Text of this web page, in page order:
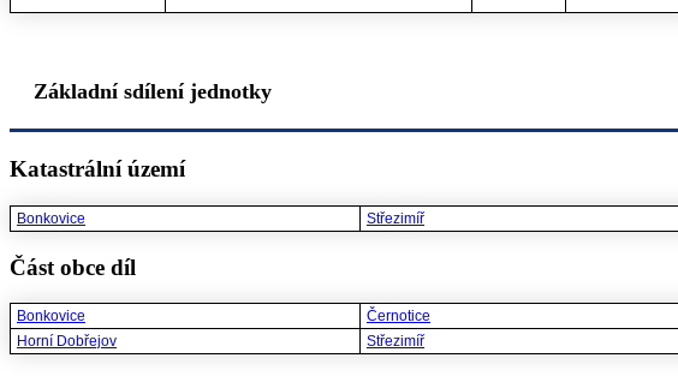
Základní sdílení jednotky
Katastrální území
Bonkovice Střezimíř
Část obce díl
Bonkovice Černotice
Horní Dobřejov
Střezimíř